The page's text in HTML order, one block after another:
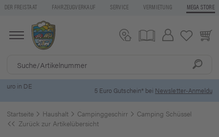
DER FREISTAAT FAHRZEUGVERKAUF SERVICE VERMIETUNG MEGA STORE
5 Euro Gutschein* beiNewsletter-Anmeldung
Startseite Haushalt Campinggeschirr
Camping Schüssel
Zurück zur Artikelübersicht